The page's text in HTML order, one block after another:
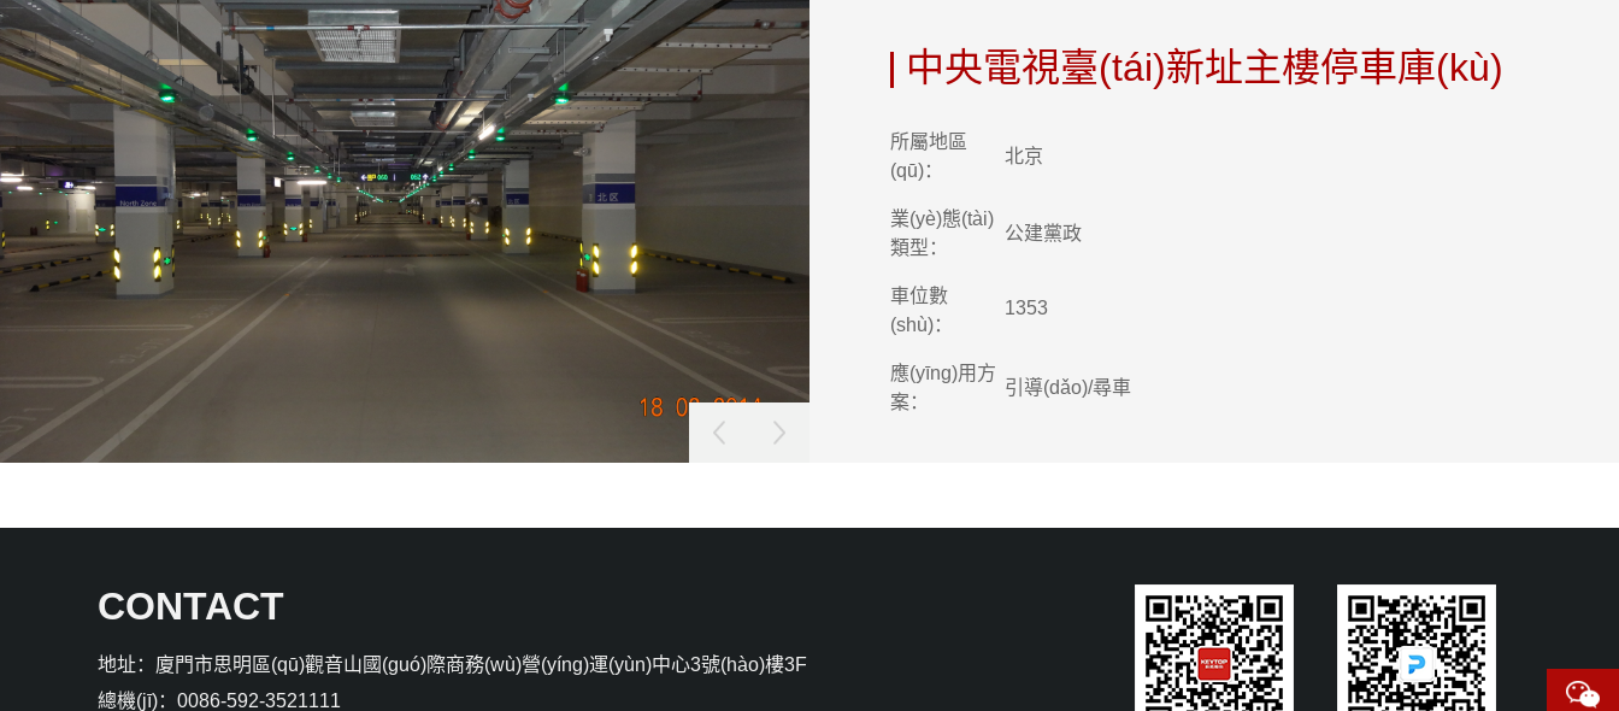
中央電視臺(tái)新址主樓停車庫(kù)
所屬地區
(qū)：
北京
業(yè)態(tài)
類型：
公建黨政
車位數
(shù)：
1353
應(yīng)用方
案：
引導(dǎo)/尋車
CONTACT
地址：廈門市思明區(qū)觀音山國(guó)際商務(wù)營(yíng)運(yùn)中心3號(hào)樓3F
總機(jī)：0086-592-3521111